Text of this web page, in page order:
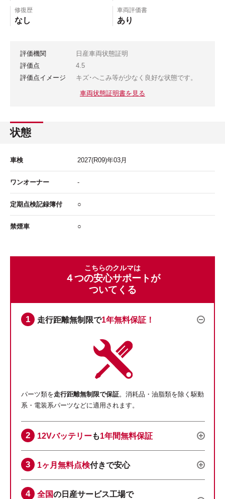
修復歴
なし
車両評価書
あり
評価機関
日産車両状態証明
評価点
4.5
評価点イメージ
キズ･へこみ等が少なく良好な状態です。
車両状態証明書を見る
状態
車検 2027(R09)年03 月
ワンオーナー -
定期点検記録簿付 ○
禁煙車 ○
こちらのクルマは
４つの安心サポートが
ついてくる
走行距離無制限で1年無料保証！
パーツ類を走行距離無制限で保証。消耗品・油脂類を除く駆動
系・電装系パーツなどに適用されます。
12Vバッテリーも1年間無料保証
1ヶ月無料点検付きで安心
全国の日産サービス工場で